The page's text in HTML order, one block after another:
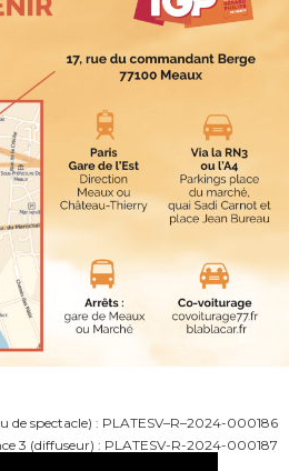
de spectacle) : PLATESV–R–2024-000186
3 (diffuseur) : PLATESV-R-2024-000187